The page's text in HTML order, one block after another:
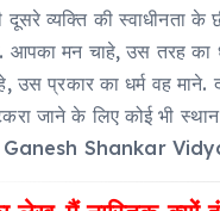
दूसरे व्‍यक्ति की स्‍वाधीनता
आपका मन चाहे, उस तरह का
उस प्रकार का धर्म वह माने.
जाने के लिए कोई भी
Shankar